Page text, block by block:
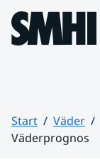
Hoppa till sidans
Start Väder
Väderprognos